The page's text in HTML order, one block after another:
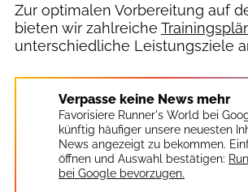
Zur optimalen Vorbereitung auf
bieten wir zahlreiche
unterschiedliche Leistungsziele
Verpasse keine News mehr
Favorisiere Runner's World bei
künftig häufiger unsere neuesten
News angezeigt zu bekommen.
öffnen und Auswahl bestätigen:
bei Google bevorzugen.